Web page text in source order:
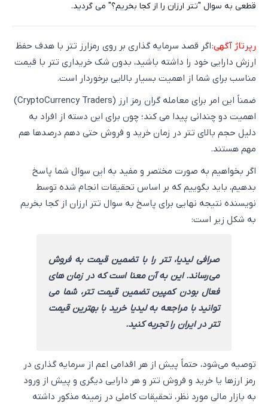
قطعی به سوال "تتر ارزان را از کجا بخریم؟" می گردید.
رپرتاژ آگهی: اگر قصد سرمایه گذاری بر روی رمزارز تتر با هدف حفظ
ارزش دارایی خود را داشته باشید، بدون شک خریداری تتر با قیمت
مناسب برای شما از اهمیت بسیار بالایی برخوردار است.
ضمناً این امر برای معامله گران رمز ارز (CryptoCurrency Traders)
اهمیت دو چندانی پیدا می کند؛ چون برای این دسته از افراد به
دلیل حجم بالای تتر در زمان خرید و فروش حتی دهم درصدها هم
مهم هستند.
اگر بخواهیم به صورت مختصر و مفید به این سوال شما پاسخ
بدهیم، باید بگوییم که بر اساس تحقیقات انجام شده توسط
نویسنده نتیجه نهایی برای پاسخ به سوال تتر ارزان از کجا بخریم
به شکل زیر است:
صرافی لیدیا، تتر را با تضمین قیمت به فروش
می‌رساند. این به آن معنا است که در زمان های
فعال بودن کمپین تضمین قیمت تتر، شما می
توانید با مراجعه به لیدیا خرید با بهترین قیمت
تتر در ایران را تجربه کنید.
توصیه می‌شود، حتماً پیش از هر اقدامی اعم از سرمایه گذاری در
رمز ارزها یا خرید و فروش تتر و هر دارایی دیگری و پیش از ورود
به بازار مالی مورد نظر، تحقیقات کاملی در زمینه مذکور داشته